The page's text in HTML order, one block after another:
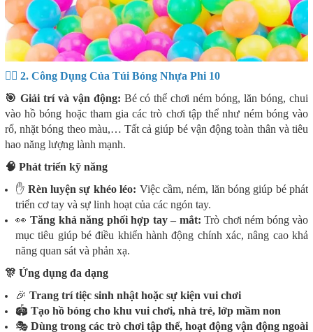
🤹‍♂️ 2. Công Dụng Của Túi Bóng Nhựa Phi 10
🎯 Giải trí và vận động: Bé có thể chơi ném bóng, lăn bóng, chui
vào hồ bóng hoặc tham gia các trò chơi tập thể như ném bóng vào
rổ, nhặt bóng theo màu,… Tất cả giúp bé vận động toàn thân và tiêu
hao năng lượng lành mạnh.
🧠 Phát triển kỹ năng
✋ Rèn luyện sự khéo léo: Việc cầm, ném, lăn bóng giúp bé phát
triển cơ tay và sự linh hoạt của các ngón tay.
👀 Tăng khả năng phối hợp tay – mắt: Trò chơi ném bóng vào
mục tiêu giúp bé điều khiển hành động chính xác, nâng cao khả
năng quan sát và phản xạ.
🎊 Ứng dụng đa dạng
🎉 Trang trí tiệc sinh nhật hoặc sự kiện vui chơi
🏟 Tạo hồ bóng cho khu vui chơi, nhà trẻ, lớp mầm non
🎭 Dùng trong các trò chơi tập thể, hoạt động vận động ngoài